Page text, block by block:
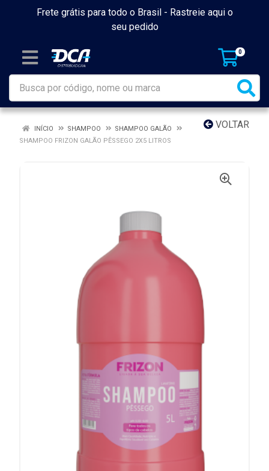
Frete grátis para todo o Brasil - Rastreie aqui o
seu pedido
0
VOLTAR
INÍCIO SHAMPOO
SHAMPOO GALÃO
SHAMPOO FRIZON GALÃO PÊSSEGO 2X5 LITROS